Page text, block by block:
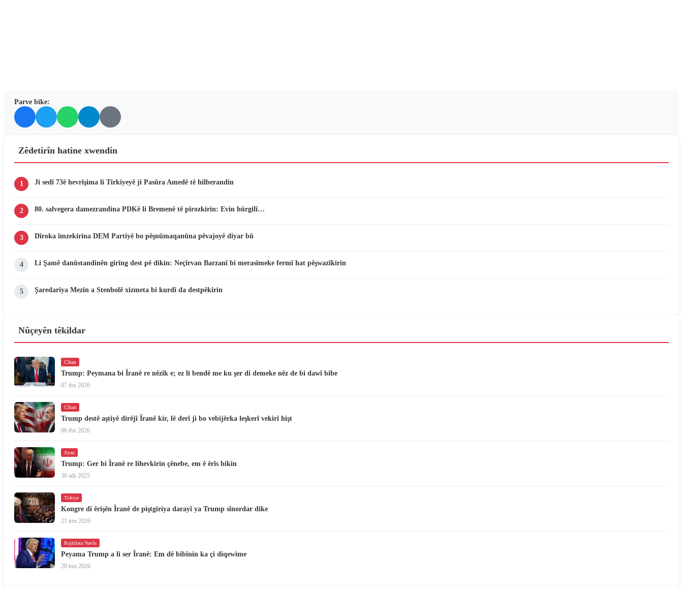
Parve bike:
Zêdetirîn hatine xwendin
1 Ji sedî 73ê hevrîşima li Tirkiyeyê ji Pasûra Amedê tê hilberandin
2 80. salvegera damezrandina PDKê li Bremenê tê pîrozkirin: Evin hûrgilî…
3 Dîroka îmzekirina DEM Partiyê bo pêşnûmaqanûna pêvajoyê diyar bû
4 Li Şamê danûstandinên girîng dest pê dikin: Neçîrvan Barzanî bi merasîmeke fermî hat pêşwazîkirin
5 Şaredariya Mezin a Stenbolê xizmeta bi kurdî da destpêkirin
Nûçeyên têkildar
Cîhan
Trump: Peymana bi Îranê re nêzîk e; ez li bendê me ku şer di demeke nêz de bi dawî bibe
07 tbx 2026
Cîhan
Trump destê aştiyê dirêjî Îranê kir, lê derî ji bo vebijêrka leşkerî vekirî hişt
06 tbx 2026
Jiyan
Trump: Ger bi Îranê re lihevkirin çênebe, em ê êrîs bikin
30 adr 2025
Tirkiye
Kongre di êrişên Îranê de piştgiriya darayî ya Trump sînordar dike
21 trm 2026
Rojhilata Navîn
Peyama Trump a li ser Îranê: Em dê bibînin ka çi diqewime
20 trm 2026